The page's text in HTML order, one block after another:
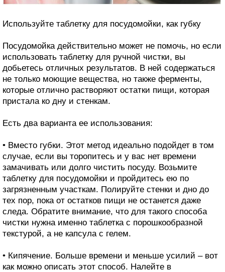
Используйте таблетку для посудомойки, как губку
Посудомойка действительно может не помочь, но если
использовать таблетку для ручной чистки, вы
добьетесь отличных результатов. В ней содержаться
не только моющие вещества, но также ферменты,
которые отлично растворяют остатки пищи, которая
пристала ко дну и стенкам.
Есть два варианта ее использования:
• Вместо губки. Этот метод идеально подойдет в том
случае, если вы торопитесь и у вас нет времени
замачивать или долго чистить посуду. Возьмите
таблетку для посудомойки и пройдитесь ею по
загрязненным участкам. Полируйте стенки и дно до
тех пор, пока от остатков пищи не останется даже
следа. Обратите внимание, что для такого способа
чистки нужна именно таблетка с порошкообразной
текстурой, а не капсула с гелем.
• Кипячение. Больше времени и меньше усилий – вот
как можно описать этот способ. Налейте в